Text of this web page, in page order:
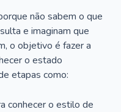
não sabem o que
e imaginam que
o objetivo é fazer a
o estado
etapas como:
conhecer o estilo de